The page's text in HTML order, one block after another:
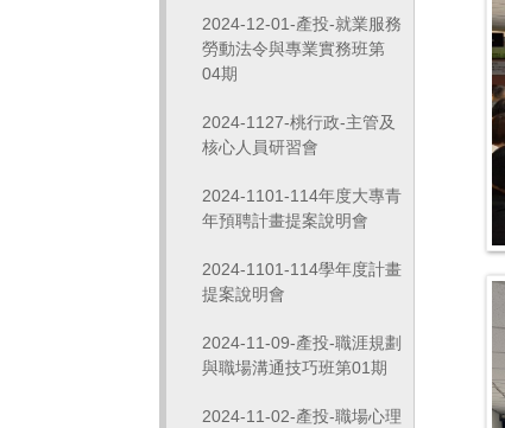
2024-12-01-產投-就業服務
勞動法令與專業實務班第
04期
2024-1127-桃行政-主管及
核心人員研習會
2024-1101-114年度大專青
年預聘計畫提案說明會
2024-1101-114學年度計畫
提案說明會
2024-11-09-產投-職涯規劃
與職場溝通技巧班第01期
2024-11-02-產投-職場心理